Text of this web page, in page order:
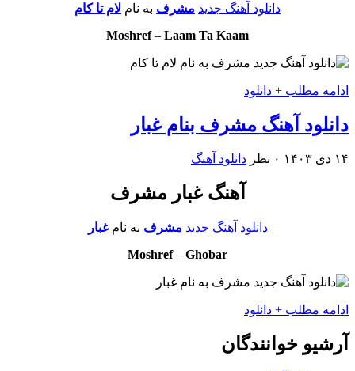
دانلود آهنگ جدید مشرف به نام لام تا کام
Moshref– Laam Ta Kaam
ادامه مطلب + دانلود
دانلود آهنگ مشرف بنام غبار
۱۴ دی ۱۴۰۳ ۰ نظر دانلود آهنگ
آهنگ غبار مشرف
دانلود آهنگ جدید مشرف به نامغبار
Moshref– Ghobar
ادامه مطلب + دانلود
آرشیو خوانندگان